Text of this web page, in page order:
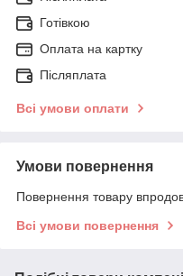
Готівкою
Оплата на картку
Післяплата
Всі умови оплати
Умови повернення
Повернення товару
Всі умови повернення